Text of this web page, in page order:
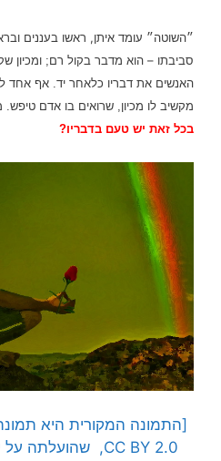
״השוטה״ עומד איתן, ראשו בעננים
סביבתו – הוא מדבר בקול רם; ומכיון
האנשים את דבריו כלאחר יד. אף אחד
מקשיב לו מכיון, שרואים בו אדם טיפש.
בכל זאת יש טעם בדבריו?
[התמונה המקורית היא
CC BY 2.0, שהועלתה על ידי Andy לאתר flickr]